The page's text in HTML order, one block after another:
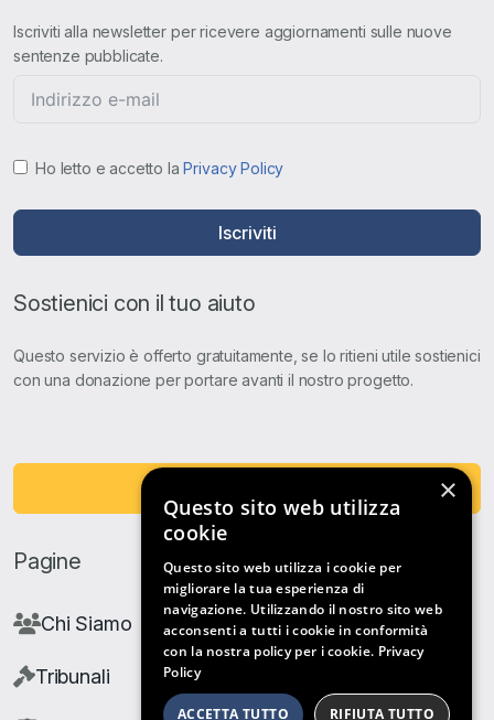
Iscriviti alla newsletter per ricevere aggiornamenti sulle nuove
sentenze pubblicate.
Ho letto e accetto laPrivacy Policy
Iscriviti
Sostienici con il tuo aiuto
Questo servizio è offerto gratuitamente, se lo ritieni utile sostienici
con una donazione per portare avanti il nostro progetto.
Pagine
Chi Siamo
Tribunali
×
Questo sito web utilizza
cookie
Questo sito web utilizza i cookie per
migliorare la tua esperienza di
navigazione. Utilizzando il nostro sito web
acconsenti a tutti i cookie in conformità
con la nostra policy per i cookie. Privacy
Policy
ACCETTA TUTTO RIFIUTA TUTTO